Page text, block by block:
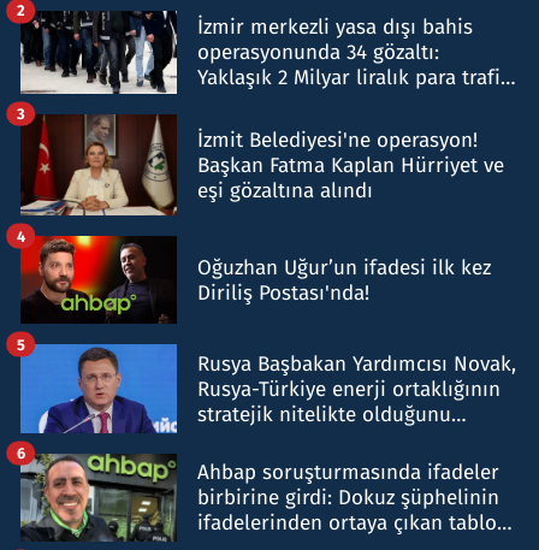
İzmir merkezli yasa dışı bahis
operasyonunda 34 gözaltı:
Yaklaşık 2 Milyar liralık para trafiği
2
İzmit Belediyesi'ne operasyon!
Başkan Fatma Kaplan Hürriyet ve
eşi gözaltına alındı
3
Oğuzhan Uğur’un ifadesi ilk kez
Diriliş Postası'nda!
4
Rusya Başbakan Yardımcısı Novak,
Rusya-Türkiye enerji ortaklığının
stratejik nitelikte olduğunu
5
Ahbap soruşturmasında ifadeler
birbirine girdi: Dokuz şüphelinin
ifadelerinden ortaya çıkan tablo
6